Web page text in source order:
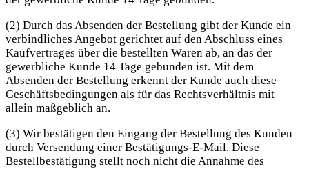
(2) Durch das Absenden der Bestellung gibt der Kunde ein
verbindliches Angebot gerichtet auf den Abschluss eines
Kaufvertrages über die bestellten Waren ab, an das der
gewerbliche Kunde 14 Tage gebunden ist. Mit dem
Absenden der Bestellung erkennt der Kunde auch diese
Geschäftsbedingungen als für das Rechtsverhältnis mit
allein maßgeblich an.
(3) Wir bestätigen den Eingang der Bestellung des Kunden
durch Versendung einer Bestätigungs-E-Mail. Diese
Bestellbestätigung stellt noch nicht die Annahme des